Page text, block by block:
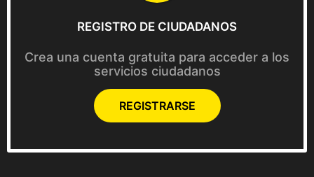
REGISTRO DE CIUDADANOS
Crea una cuenta gratuita para acceder a los
servicios ciudadanos
REGISTRARSE